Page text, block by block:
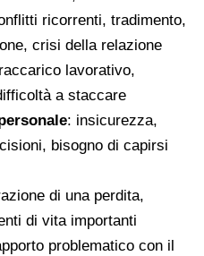
ricorrenti, tradimento,
crisi della relazione
lavorativo,
a staccare
: insicurezza,
bisogno di capirsi
di una perdita,
di vita importanti
problematico con il